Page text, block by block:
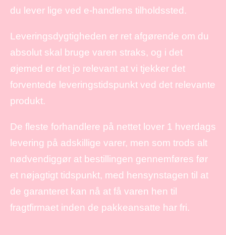
du lever lige ved e-handlens tilholdssted.
Leveringsdygtigheden er ret afgørende om du
absolut skal bruge varen straks, og i det
øjemed er det jo relevant at vi tjekker det
forventede leveringstidspunkt ved det relevante
produkt.
De fleste forhandlere på nettet lover 1 hverdags
levering på adskillige varer, men som trods alt
nødvendiggør at bestillingen gennemføres før
et nøjagtigt tidspunkt, med hensynstagen til at
de garanteret kan nå at få varen hen til
fragtfirmaet inden de pakkeansatte har fri.